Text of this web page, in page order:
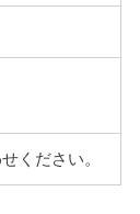
ください。